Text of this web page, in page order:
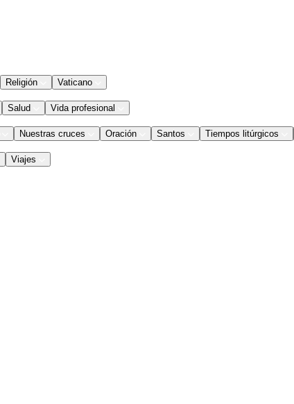
Religión Vaticano
Salud Vida profesional
Nuestras cruces Oración Santos Tiempos litúrgicos
Viajes